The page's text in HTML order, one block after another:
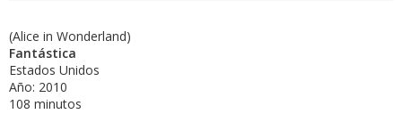
(Alice in Wonderland)
Fantástica
Estados Unidos
Año: 2010
108 minutos